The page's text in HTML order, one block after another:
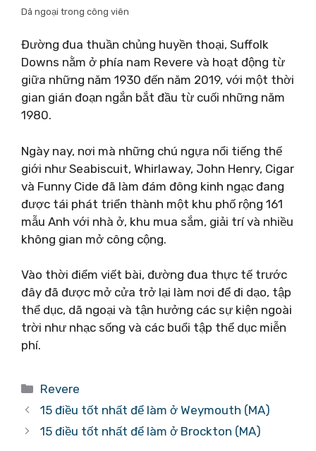
Dã ngoại trong công viên
Đường đua thuần chủng huyền thoại, Suffolk
Downs nằm ở phía nam Revere và hoạt động từ
giữa những năm 1930 đến năm 2019, với một thời
gian gián đoạn ngắn bắt đầu từ cuối những năm
1980.
Ngày nay, nơi mà những chú ngựa nổi tiếng thế
giới như Seabiscuit, Whirlaway, John Henry, Cigar
và Funny Cide đã làm đám đông kinh ngạc đang
được tái phát triển thành một khu phố rộng 161
mẫu Anh với nhà ở, khu mua sắm, giải trí và nhiều
không gian mở công cộng.
Vào thời điểm viết bài, đường đua thực tế trước
đây đã được mở cửa trở lại làm nơi để đi dạo, tập
thể dục, dã ngoại và tận hưởng các sự kiện ngoài
trời như nhạc sống và các buổi tập thể dục miễn
phí.
Danh
mục
Revere
15 điều tốt nhất để làm ở Weymouth (MA)
15 điều tốt nhất để làm ở Brockton (MA)